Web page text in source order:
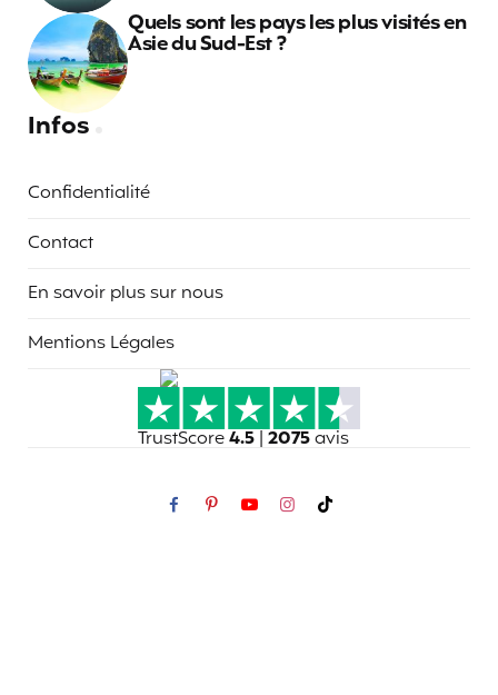
Quels sont les pays les plus visités en
Asie du Sud-Est ?
Infos
Confidentialité
Contact
En savoir plus sur nous
Mentions Légales
TrustScore4.5 | 2075avis